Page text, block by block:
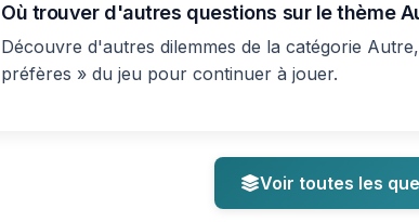
Où trouver d'autres questions sur le thème
Découvre d'autres dilemmes de la catégorie
préfères » du jeu pour continuer à jouer.
Voir toutes les